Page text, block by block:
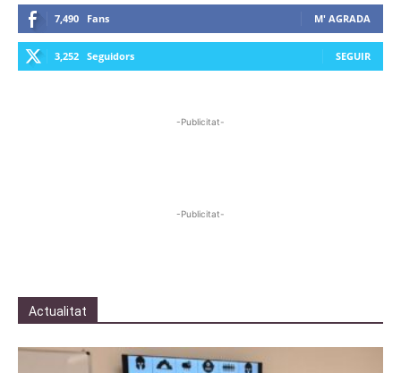
7,490 Fans M' AGRADA
3,252 Seguidors SEGUIR
-Publicitat-
-Publicitat-
Actualitat